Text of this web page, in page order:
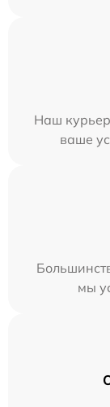
Наш курьер
ваше
мы